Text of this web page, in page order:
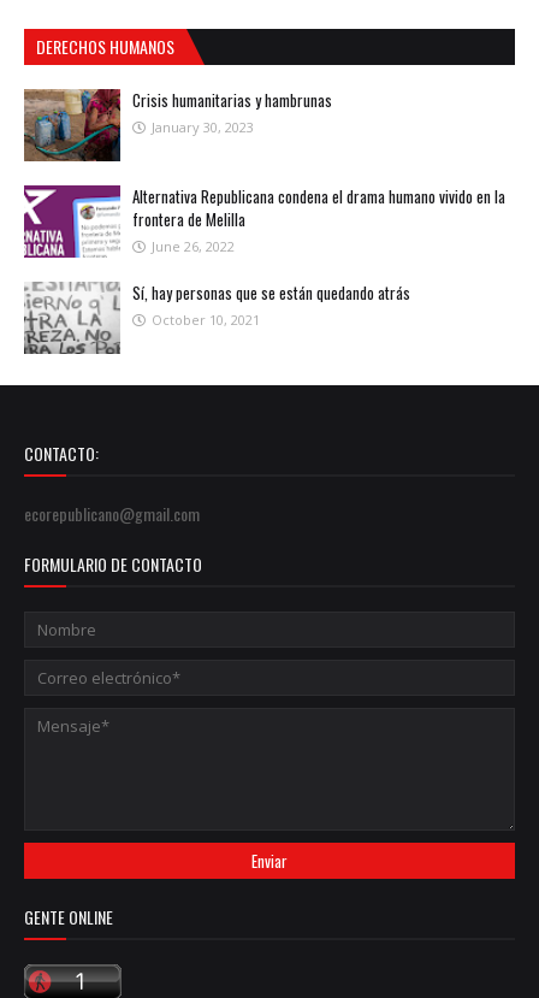
DERECHOS HUMANOS
Crisis humanitarias y hambrunas
January 30, 2023
Alternativa Republicana condena el drama humano vivido en la
frontera de Melilla
June 26, 2022
Sí, hay personas que se están quedando atrás
October 10, 2021
CONTACTO:
ecorepublicano@gmail.com
FORMULARIO DE CONTACTO
GENTE ONLINE